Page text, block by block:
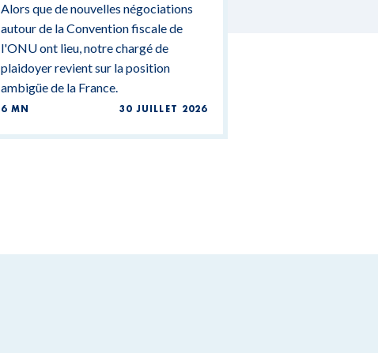
BUDGÉTAIRES
Alors que de nouvelles négociations
autour de la Convention fiscale de
l'ONU ont lieu, notre chargé de
plaidoyer revient sur la position
ambigüe de la France.
6 MN 30 JUILLET 2026